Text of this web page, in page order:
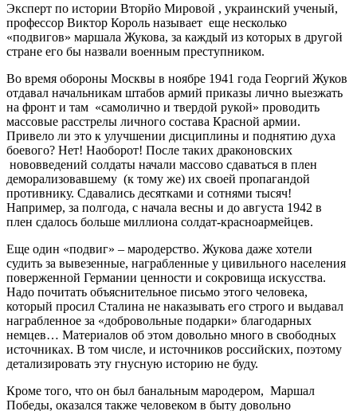
Эксперт по истории Вторйо Мировой , украинский ученый,
профессор Виктор Король называет еще несколько
«подвигов» маршала Жукова, за каждый из которых в другой
стране его бы назвали военным преступником.
Во время обороны Москвы в ноябре 1941 года Георгий Жуков
отдавал начальникам штабов армий приказы лично выезжать
на фронт и там «самолично и твердой рукой» проводить
массовые расстрелы личного состава Красной армии.
Привело ли это к улучшении дисциплины и поднятию духа
боевого? Нет! Наоборот! После таких драконовских
нововведений солдаты начали массово сдаваться в плен
деморализовавшему (к тому же) их своей пропагандой
противнику. Сдавались десятками и сотнями тысяч!
Например, за полгода, с начала весны и до августа 1942 в
плен сдалось больше миллиона солдат-красноармейцев.
Еще один «подвиг» – мародерство. Жукова даже хотели
судить за вывезенные, награбленные у цивильного населения
поверженной Германии ценности и сокровища искусства.
Надо почитать объяснительное письмо этого человека,
который просил Сталина не наказывать его строго и выдавал
награбленное за «добровольные подарки» благодарных
немцев… Материалов об этом довольно много в свободных
источниках. В том числе, и источников российских, поэтому
детализировать эту гнусную историю не буду.
Кроме того, что он был банальным мародером, Маршал
Победы, оказался также человеком в быту довольно